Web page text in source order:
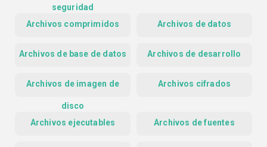
seguridad
Archivos comprimidos Archivos de datos
Archivos de base de datos Archivos de desarrollo
Archivos de imagen de
disco
Archivos cifrados
Archivos ejecutables Archivos de fuentes